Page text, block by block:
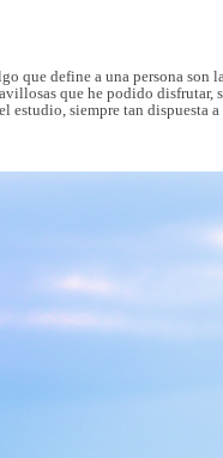
que define a una persona son
que he podido
estudio, siempre tan dispuesta